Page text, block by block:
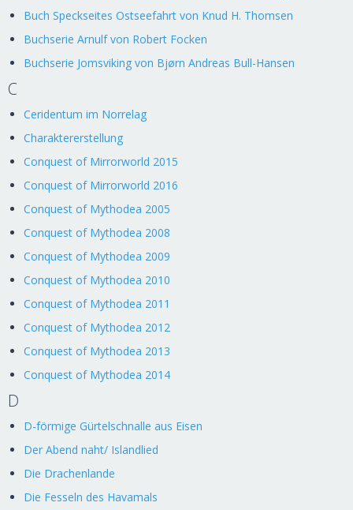
Buch Speckseites Ostseefahrt von Knud H. Thomsen
Buchserie Arnulf von Robert Focken
Buchserie Jomsviking von Bjørn Andreas Bull-Hansen
C
Ceridentum im Norrelag
Charaktererstellung
Conquest of Mirrorworld 2015
Conquest of Mirrorworld 2016
Conquest of Mythodea 2005
Conquest of Mythodea 2008
Conquest of Mythodea 2009
Conquest of Mythodea 2010
Conquest of Mythodea 2011
Conquest of Mythodea 2012
Conquest of Mythodea 2013
Conquest of Mythodea 2014
D
D-förmige Gürtelschnalle aus Eisen
Der Abend naht/ Islandlied
Die Drachenlande
Die Fesseln des Havamals